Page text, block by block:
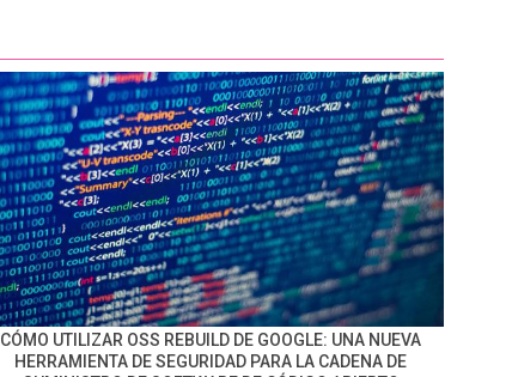
CÓMO UTILIZAR OSS REBUILD DE GOOGLE: UNA NUEVA
HERRAMIENTA DE SEGURIDAD PARA LA CADENA DE